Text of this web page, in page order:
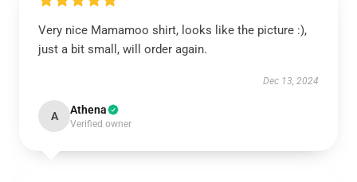
Very nice Mamamoo shirt, looks like the picture :),
just a bit small, will order again.
Dec 13, 2024
A Athena
Verified owner